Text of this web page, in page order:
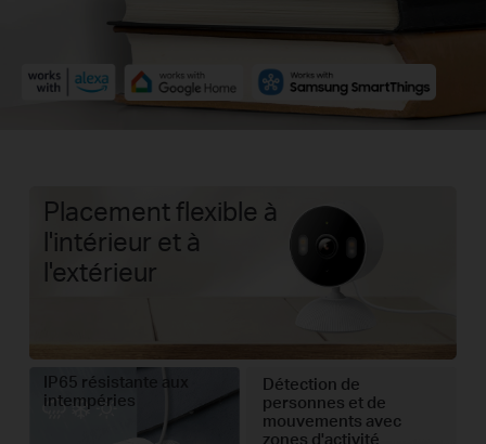
Placement flexible à
l'intérieur et à
l'extérieur
Détection de
personnes et de
mouvements avec
zones d'activité
IP65 résistante aux
intempéries